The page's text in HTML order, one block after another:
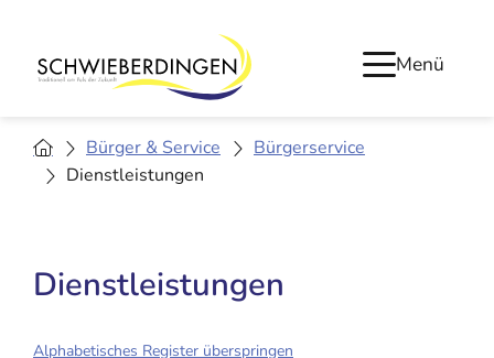
Menü
Bürger & Service
Bürgerservice
Dienstleistungen
Dienstleistungen
Alphabetisches Register überspringen